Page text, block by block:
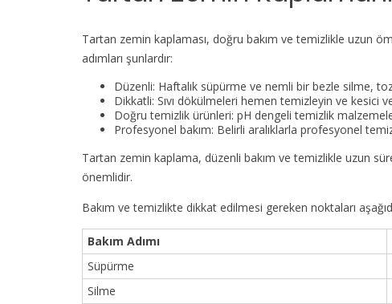
Tartan zemin kaplaması, doğru bakım ve temizlikle uzun
adımları şunlardır:
Düzenli: Haftalık süpürme ve nemli bir bezle silme,
Dikkatli: Sıvı dökülmeleri hemen temizleyin ve kesici
Doğru temizlik ürünleri: pH dengeli temizlik
Profesyonel bakım: Belirli aralıklarla profesyonel
Tartan zemin kaplama, düzenli bakım ve temizlikle uzun
önemlidir.
Bakım ve temizlikte dikkat edilmesi gereken noktaları
Bakım Adımı
Süpürme
Silme